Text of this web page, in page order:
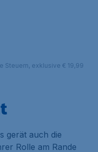
Steuern, exklusive € 19,99
gerät auch die
Rolle am Rande